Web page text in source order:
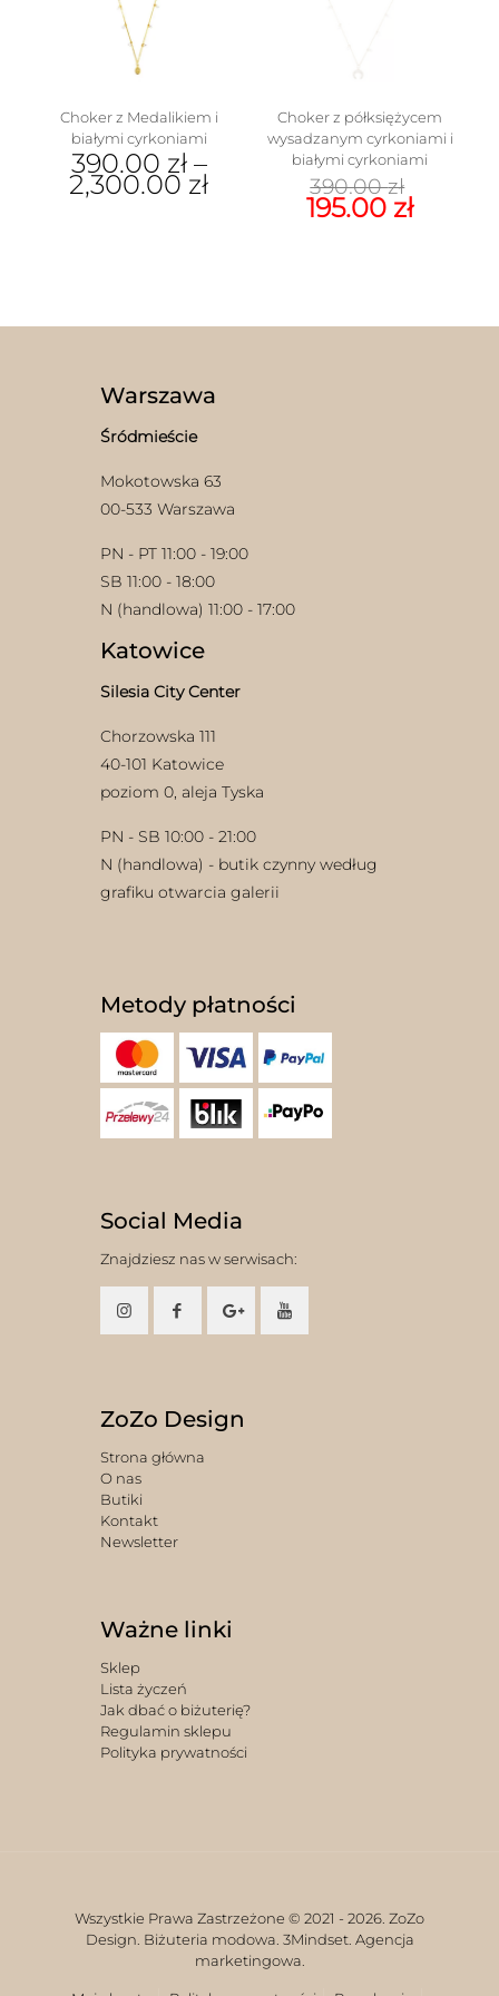
wybrać
na
stronie
Choker z Medalikiem i
białymi cyrkoniami
390.00 zł–
2,300.00 zł
stronie
Choker z półksiężycem
wysadzanym cyrkoniami i
białymi cyrkoniami
390.00zł
cena
195.00 zł
Warszawa
Śródmieście
Mokotowska 63
00-533 Warszawa
PN - PT 11:00 - 19:00
SB 11:00 - 18:00
N (handlowa) 11:00 - 17:00
Katowice
Silesia City Center
Chorzowska 111
40-101 Katowice
poziom 0, aleja Tyska
PN - SB 10:00 - 21:00
N (handlowa) - butik czynny według
grafiku otwarcia galerii
Metody płatności
Social Media
Znajdziesz nas w serwisach:
ZoZo Design
Strona główna
O nas
Butiki
Kontakt
Newsletter
Ważne linki
Sklep
Lista życzeń
Jak dbać o biżuterię?
Regulamin sklepu
Polityka prywatności
Wszystkie Prawa Zastrzeżone © 2021 - 2026. ZoZo
Design. Biżuteria modowa. 3Mindset. Agencja
marketingowa.